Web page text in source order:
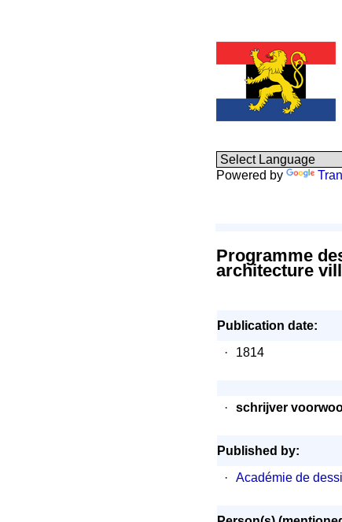
Powered by
Programme
architecture
Publication date:
·
1814
· schrijver
Published by:
·
Académie de